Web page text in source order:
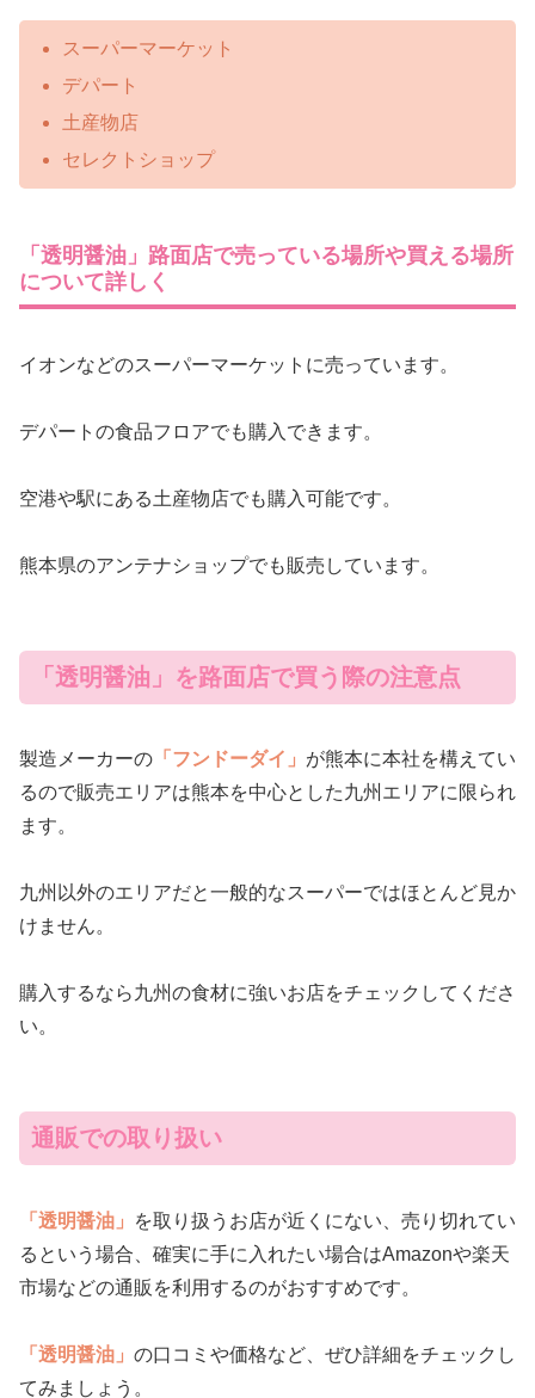
スーパーマーケット
デパート
土産物店
セレクトショップ
「透明醤油」路面店で売っている場所や買える場所
について詳しく
イオンなどのスーパーマーケットに売っています。
デパートの食品フロアでも購入できます。
空港や駅にある土産物店でも購入可能です。
熊本県のアンテナショップでも販売しています。
「透明醤油」を路面店で買う際の注意点
製造メーカーの 「フンドーダイ」 が熊本に本社を構えてい
るので販売エリアは熊本を中心とした九州エリアに限られ
ます。
九州以外のエリアだと一般的なスーパーではほとんど見か
けません。
購入するなら九州の食材に強いお店をチェックしてくださ
い。
通販での取り扱い
「透明醤油」
を取り扱うお店が近くにない、売り切れてい
るという場合、確実に手に入れたい場合はAmazonや楽天
市場などの通販を利用するのがおすすめです。
「透明醤油」 の口コミや価格など、ぜひ詳細をチェックし
てみましょう。